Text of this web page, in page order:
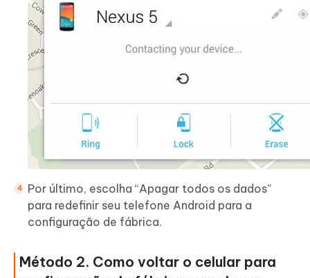
Por último, escolha “Apagar todos os dados”
para redefinir seu telefone Android para a
configuração de fábrica.
Método 2. Como voltar o celular para